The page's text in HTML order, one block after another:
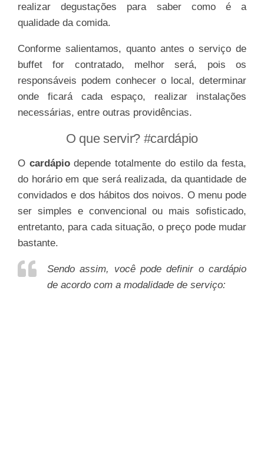
realizar degustações para saber como é a
qualidade da comida.
Conforme salientamos, quanto antes o serviço de
buffet for contratado, melhor será, pois os
responsáveis podem conhecer o local, determinar
onde ficará cada espaço, realizar instalações
necessárias, entre outras providências.
O que servir? #cardápio
O cardápiodepende totalmente do estilo da festa,
do horário em que será realizada, da quantidade de
convidados e dos hábitos dos noivos. O menu pode
ser simples e convencional ou mais sofisticado,
entretanto, para cada situação, o preço pode mudar
bastante.
Sendo assim, você pode definir o cardápio
de acordo com a modalidade de serviço: